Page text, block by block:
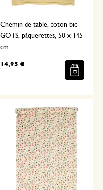
Chemin de table, coton bio
GOTS, pâquerettes, 50 x 145
cm
14,95 €